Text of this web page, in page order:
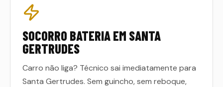
SOCORRO BATERIA EM SANTA
GERTRUDES
Carro não liga? Técnico sai imediatamente para
Santa Gertrudes. Sem guincho, sem reboque,